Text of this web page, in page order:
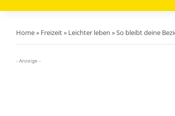
Home» Freizeit» Leichter leben »So bleibt deine
- Anzeige -